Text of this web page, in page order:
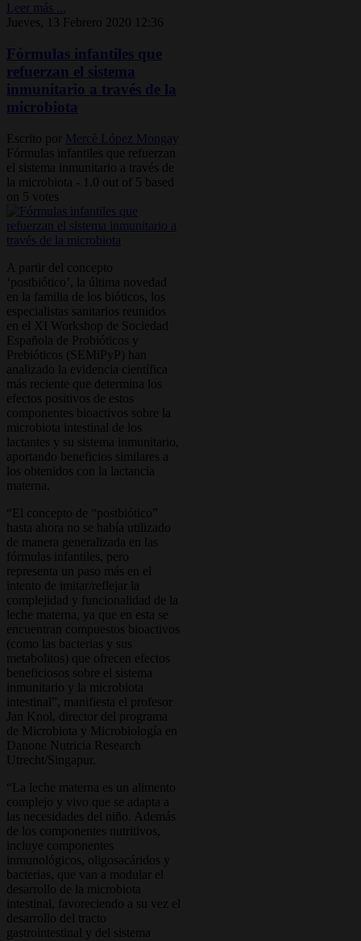
Leer más ...
Jueves, 13 Febrero 2020 12:36
Fórmulas infantiles que
refuerzan el sistema
inmunitario a través de la
microbiota
Escrito por
Mercè López Mongay
Fórmulas infantiles que refuerzan
el sistema inmunitario a través de
la microbiota - 1.0 out of 5 based
on
5 votes
A partir del concepto
‘postbiótico’, la última novedad
en la familia de los bióticos, los
especialistas sanitarios reunidos
en el XI Workshop de Sociedad
Española de Probióticos y
Prebióticos (SEMiPyP) han
analizado la evidencia científica
más reciente que determina los
efectos positivos de estos
componentes bioactivos sobre la
microbiota intestinal de los
lactantes y su sistema inmunitario,
aportando beneficios similares a
los obtenidos con la lactancia
materna.
“El concepto de “postbiótico”
hasta ahora no se había utilizado
de manera generalizada en las
fórmulas infantiles, pero
representa un paso más en el
intento de imitar/reflejar la
complejidad y funcionalidad de la
leche materna, ya que en esta se
encuentran compuestos bioactivos
(como las bacterias y sus
metabolitos) que ofrecen efectos
beneficiosos sobre el sistema
inmunitario y la microbiota
intestinal”, manifiesta el profesor
Jan Knol, director del programa
de Microbiota y Microbiología en
Danone Nutricia Research
Utrecht/Singapur.
“La leche materna es un alimento
complejo y vivo que se adapta a
las necesidades del niño. Además
de los componentes nutritivos,
incluye componentes
inmunológicos, oligosacáridos y
bacterias, que van a modular el
desarrollo de la microbiota
intestinal, favoreciendo a su vez el
desarrollo del tracto
gastrointestinal y del sistema